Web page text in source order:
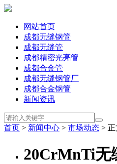
网站首页
成都无缝钢管
成都无缝管
成都精密光亮管
成都合金管
成都无缝钢管厂
成都合金钢管
新闻资讯
首页 > 新闻中心 > 市场动态 > 正
20CrMnTi无